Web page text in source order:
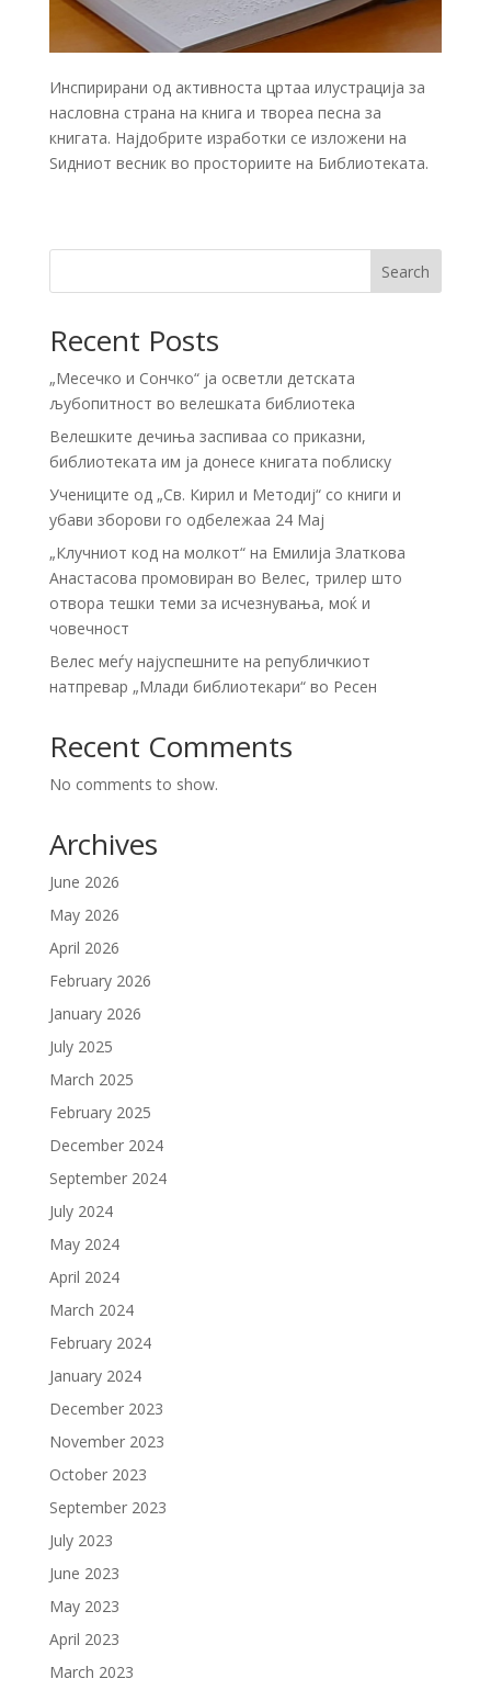
Инспирирани од активноста цртаа илустрација за
насловна страна на книга и твореа песна за
книгата. Најдобрите изработки се изложени на
Ѕидниот весник во просториите на Библиотеката.
Search
Recent Posts
„Месечко и Сончко“ ја осветли детската
љубопитност во велешката библиотека
Велешките дечиња заспиваа со приказни,
библиотеката им ја донесе книгата поблиску
Учениците од „Св. Кирил и Методиј“ со книги и
убави зборови го одбележаа 24 Мај
„Клучниот код на молкот“ на Емилија Златкова
Анастасова промовиран во Велес, трилер што
отвора тешки теми за исчезнувања, моќ и
човечност
Велес меѓу најуспешните на републичкиот
натпревар „Млади библиотекари“ во Ресен
Recent Comments
No comments to show.
Archives
June 2026
May 2026
April 2026
February 2026
January 2026
July 2025
March 2025
February 2025
December 2024
September 2024
July 2024
May 2024
April 2024
March 2024
February 2024
January 2024
December 2023
November 2023
October 2023
September 2023
July 2023
June 2023
May 2023
April 2023
March 2023